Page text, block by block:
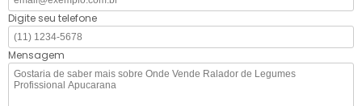
Digite seu telefone
Mensagem